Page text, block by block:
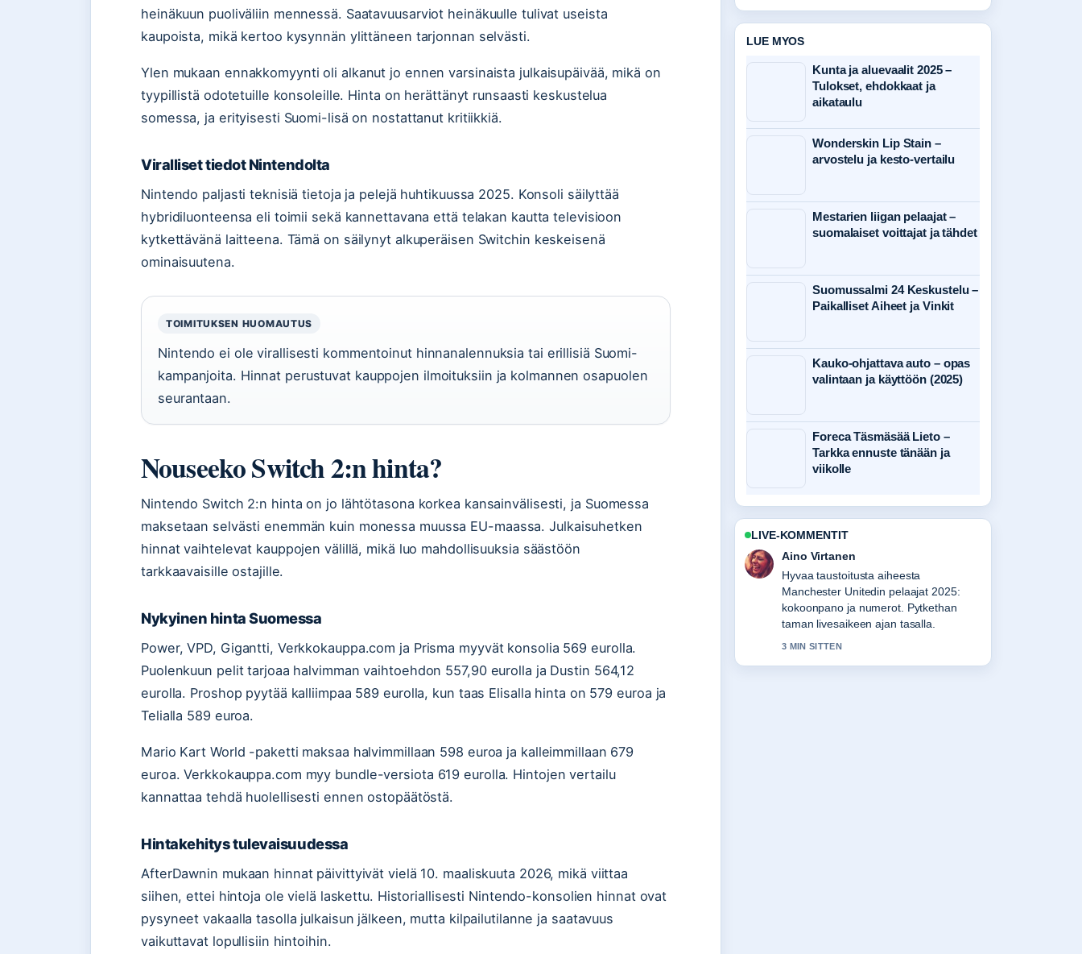
heinäkuun puoliväliin mennessä. Saatavuusarviot heinäkuulle tulivat useista
kaupoista, mikä kertoo kysynnän ylittäneen tarjonnan selvästi.
Ylen mukaan ennakkomyynti oli alkanut jo ennen varsinaista julkaisupäivää, mikä on
tyypillistä odotetuille konsoleille. Hinta on herättänyt runsaasti keskustelua
somessa, ja erityisesti Suomi-lisä on nostattanut kritiikkiä.
Viralliset tiedot Nintendolta
Nintendo paljasti teknisiä tietoja ja pelejä huhtikuussa 2025. Konsoli säilyttää
hybridiluonteensa eli toimii sekä kannettavana että telakan kautta televisioon
kytkettävänä laitteena. Tämä on säilynyt alkuperäisen Switchin keskeisenä
ominaisuutena.
TOIMITUKSEN HUOMAUTUS
Nintendo ei ole virallisesti kommentoinut hinnanalennuksia tai erillisiä Suomi-
kampanjoita. Hinnat perustuvat kauppojen ilmoituksiin ja kolmannen osapuolen
seurantaan.
Nouseeko Switch 2:n hinta?
Nintendo Switch 2:n hinta on jo lähtötasona korkea kansainvälisesti, ja Suomessa
maksetaan selvästi enemmän kuin monessa muussa EU-maassa. Julkaisuhetken
hinnat vaihtelevat kauppojen välillä, mikä luo mahdollisuuksia säästöön
tarkkaavaisille ostajille.
Nykyinen hinta Suomessa
Power, VPD, Gigantti, Verkkokauppa.com ja Prisma myyvät konsolia 569 eurolla.
Puolenkuun pelit tarjoaa halvimman vaihtoehdon 557,90 eurolla ja Dustin 564,12
eurolla. Proshop pyytää kalliimpaa 589 eurolla, kun taas Elisalla hinta on 579 euroa ja
Telialla 589 euroa.
Mario Kart World -paketti maksaa halvimmillaan 598 euroa ja kalleimmillaan 679
euroa. Verkkokauppa.com myy bundle-versiota 619 eurolla. Hintojen vertailu
kannattaa tehdä huolellisesti ennen ostopäätöstä.
Hintakehitys tulevaisuudessa
AfterDawnin mukaan hinnat päivittyivät vielä 10. maaliskuuta 2026, mikä viittaa
siihen, ettei hintoja ole vielä laskettu. Historiallisesti Nintendo-konsolien hinnat ovat
pysyneet vakaalla tasolla julkaisun jälkeen, mutta kilpailutilanne ja saatavuus
vaikuttavat lopullisiin hintoihin.
LUE MYOS
Kunta ja aluevaalit 2025 –
Tulokset, ehdokkaat ja
aikataulu
Wonderskin Lip Stain –
arvostelu ja kesto-vertailu
Mestarien liigan pelaajat –
suomalaiset voittajat ja tähdet
Suomussalmi 24 Keskustelu –
Paikalliset Aiheet ja Vinkit
Kauko-ohjattava auto – opas
valintaan ja käyttöön (2025)
Foreca Täsmäsää Lieto –
Tarkka ennuste tänään ja
viikolle
LIVE-KOMMENTIT
Elias Korhonen
Raportointi Kompostirumpali: mikä se
on, edut, haitat ja...-aiheesta tuntuu
luotettavalta ja helppolukuiselta.
5 MIN SITTEN